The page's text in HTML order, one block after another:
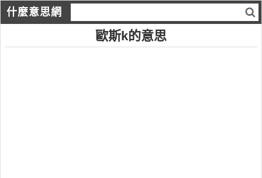
什麼意思網
歐斯k的意思